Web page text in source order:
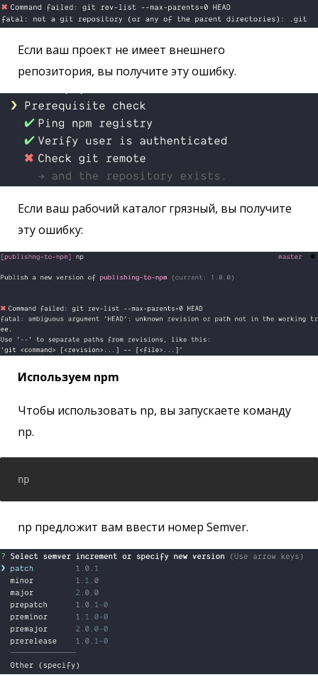
Если ваш проект не имеет внешнего
репозитория, вы получите эту ошибку.
Если ваш рабочий каталог грязный, вы получите
эту ошибку:
Используем npm
Чтобы использовать np, вы запускаете команду
np.
np
np предложит вам ввести номер Semver.